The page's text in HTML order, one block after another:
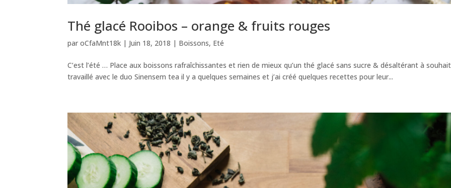
Thé glacé Rooibos – orange & fruits rouges
paroCfaMnt18k | Juin 18, 2018 | Boissons, Eté
C’est l’été … Place aux boissons rafraîchissantes et rien de mieux qu’un thé glacé sans sucre & désaltérant à souhait
travaillé avec le duo Sinensem tea il y a quelques semaines et j’ai créé quelques recettes pour leur...